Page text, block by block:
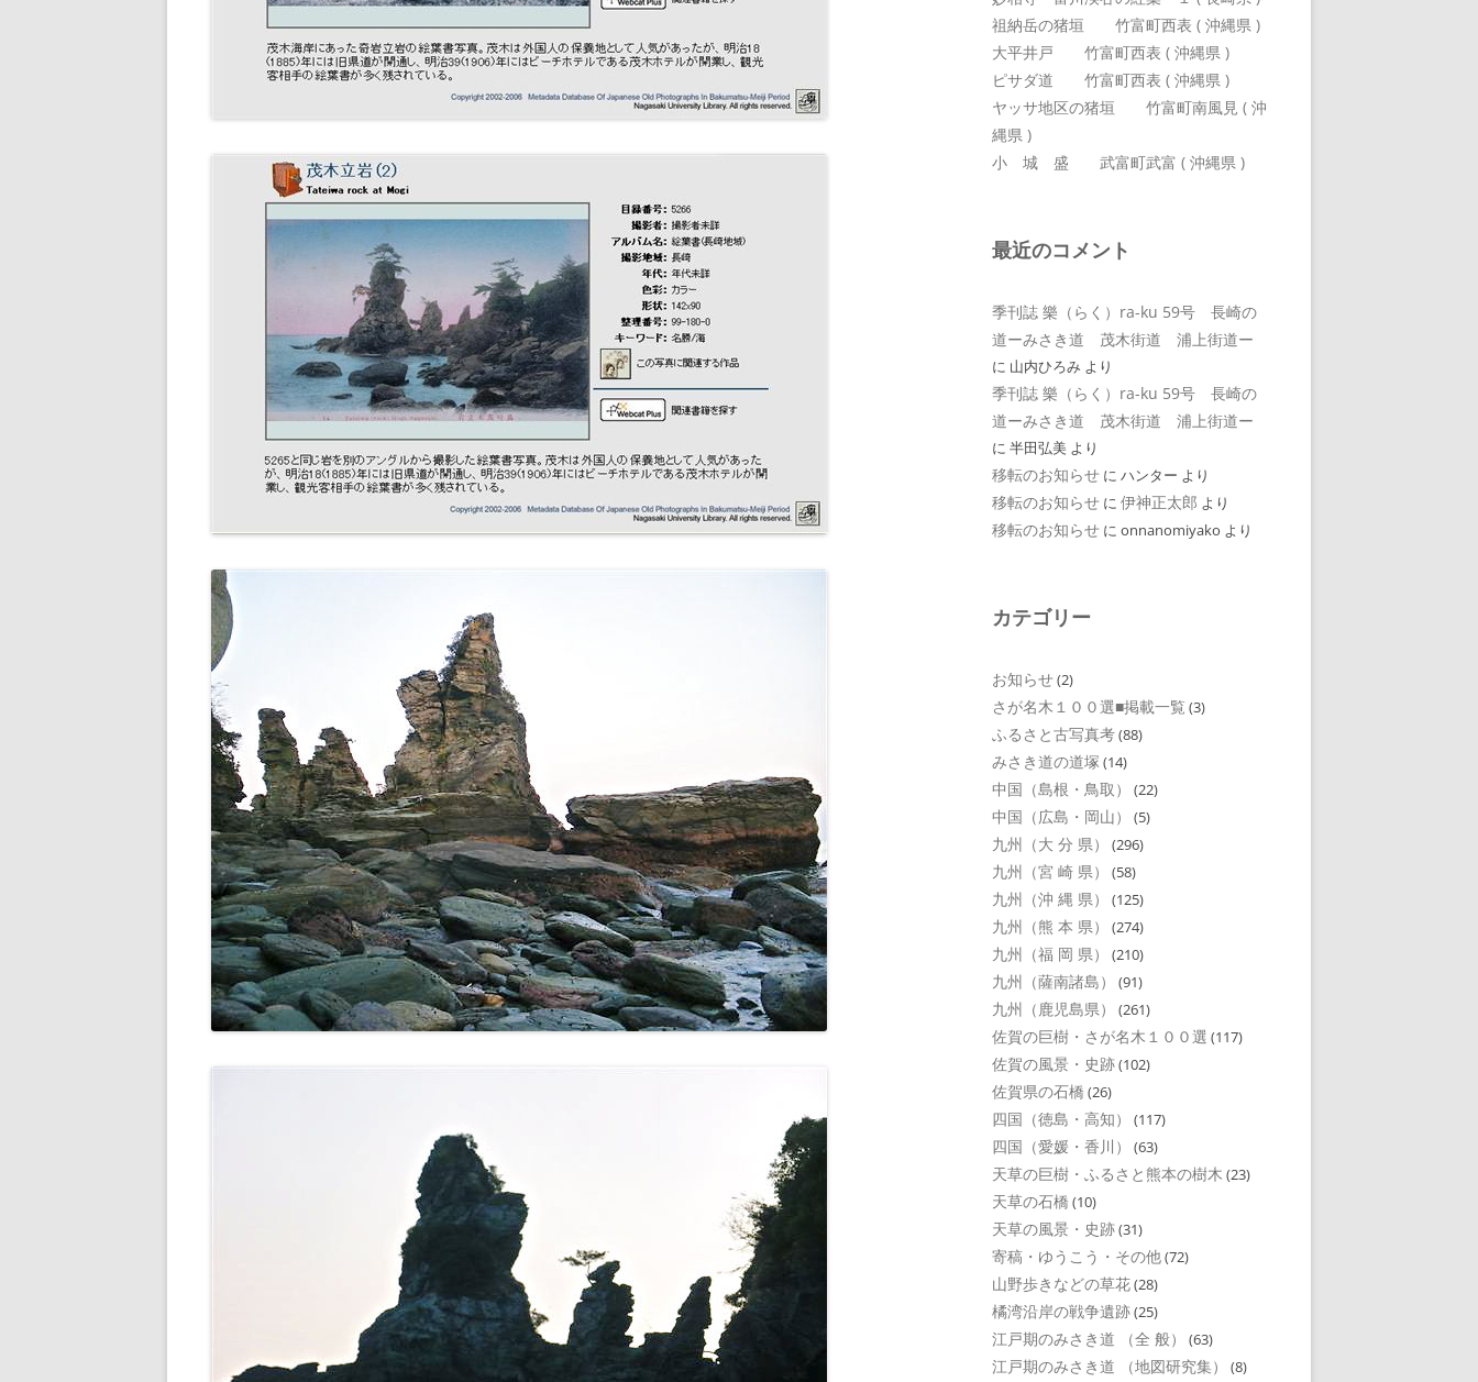
祖納岳の猪垣 竹富町西表 ( 沖縄県 )
大平井戸 竹富町西表 ( 沖縄県 )
ピサダ道 竹富町西表 ( 沖縄県 )
ヤッサ地区の猪垣 竹富町南風見 ( 沖
縄県 )
小 城 盛 武富町武富 ( 沖縄県 )
最近のコメント
季刊誌 樂（らく）ra-ku 59号 長崎の
道ーみさき道 茂木街道 浦上街道ー
に 山内ひろみ より
季刊誌 樂（らく）ra-ku 59号 長崎の
道ーみさき道 茂木街道 浦上街道ー
に 半田弘美 より
移転のお知らせ に ハンター より
移転のお知らせ に 伊神正太郎 より
移転のお知らせ に onnanomiyako より
カテゴリー
お知らせ(2)
さが名木１００選■掲載一覧 (3)
ふるさと古写真考(88)
みさき道の道塚 (14)
中国（島根・鳥取） (22)
中国（広島・岡山） (5)
九州（大 分 県） (296)
九州（宮 崎 県） (58)
九州（沖 縄 県） (125)
九州（熊 本 県） (274)
九州（福 岡 県） (210)
九州（薩南諸島） (91)
九州（鹿児島県） (261)
佐賀の巨樹・さが名木１００選 (117)
佐賀の風景・史跡(102)
佐賀県の石橋 (26)
四国（徳島・高知） (117)
四国（愛媛・香川） (63)
天草の巨樹・ふるさと熊本の樹木 (23)
天草の石橋 (10)
天草の風景・史跡(31)
寄稿・ゆうこう・その他(72)
山野歩きなどの草花(28)
橘湾沿岸の戦争遺跡(25)
江戸期のみさき道 （全 般） (63)
江戸期のみさき道 （地図研究集） (8)